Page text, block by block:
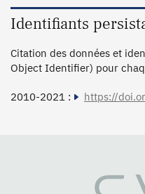
Identifiants
Citation des données et
Object Identifier) pour
2010-2021 : https://